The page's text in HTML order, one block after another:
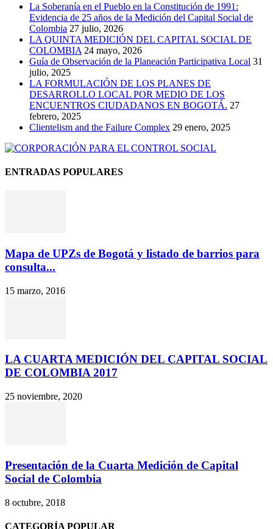
La Soberanía en el Pueblo en la Constitución de 1991:
Evidencia de 25 años de la Medición del Capital Social de
Colombia 27 julio, 2026
LA QUINTA MEDICIÓN DEL CAPITAL SOCIAL DE
COLOMBIA 24 mayo, 2026
Guía de Observación de la Planeación Participativa Local 31
julio, 2025
LA FORMULACIÓN DE LOS PLANES DE
DESARROLLO LOCAL POR MEDIO DE LOS
ENCUENTROS CIUDADANOS EN BOGOTÁ. 27
febrero, 2025
Clientelism and the Failure Complex 29 enero, 2025
ENTRADAS POPULARES
Mapa de UPZs de Bogotá y listado de barrios para
consulta...
15 marzo, 2016
LA CUARTA MEDICIÓN DEL CAPITAL SOCIAL
DE COLOMBIA 2017
25 noviembre, 2020
Presentación de la Cuarta Medición de Capital
Social de Colombia
8 octubre, 2018
CATEGORÍA POPULAR